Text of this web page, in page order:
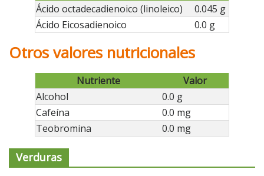
Ácido octadecadienoico (linoleico)
0.045 g
Ácido Eicosadienoico
0.0 g
Otros valores nutricionales
Nutriente
Valor
Alcohol
0.0 g
Cafeína
0.0 mg
Teobromina
0.0 mg
Verduras